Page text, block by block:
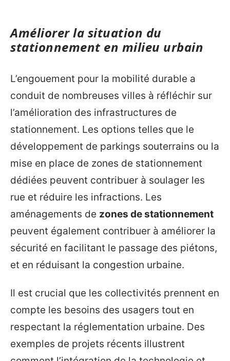
Améliorer la situation du
stationnement en milieu urbain
L’engouement pour la mobilité durable a
conduit de nombreuses villes à réfléchir sur
l’amélioration des infrastructures de
stationnement. Les options telles que le
développement de parkings souterrains ou la
mise en place de zones de stationnement
dédiées peuvent contribuer à soulager les
rue et réduire les infractions. Les
aménagements de zones de stationnement
peuvent également contribuer à améliorer la
sécurité en facilitant le passage des piétons,
et en réduisant la congestion urbaine.
Il est crucial que les collectivités prennent en
compte les besoins des usagers tout en
respectant la réglementation urbaine. Des
exemples de projets récents illustrent